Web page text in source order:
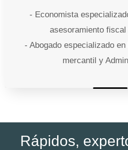
- Economista
asesoramiento
- Abogado especializado
mercantil y
Rápidos,